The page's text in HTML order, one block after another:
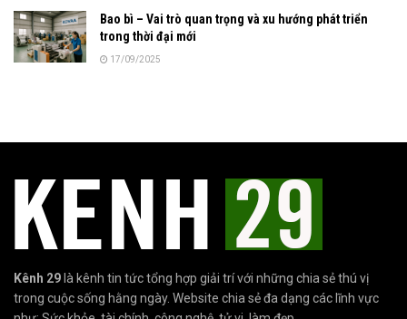
Bao bì – Vai trò quan trọng và xu hướng phát triển
trong thời đại mới
17/09/2025
Kênh 29 là kênh tin tức tổng hợp giải trí với những chia sẻ thú vị
trong cuộc sống hằng ngày. Website chia sẻ đa dạng các lĩnh vực